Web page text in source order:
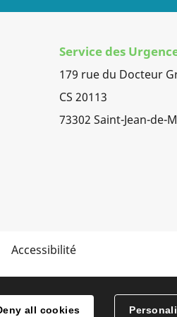
Service des
179 rue du Docteur
CS 20113
73302 Saint-Jean-de-
Accessibilité
all cookies